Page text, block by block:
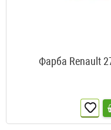
Фарба Renault